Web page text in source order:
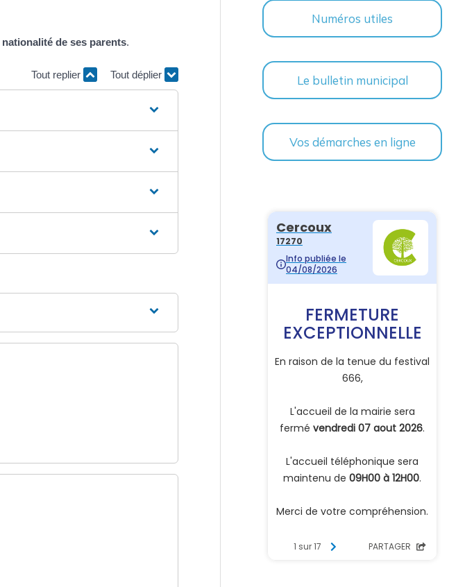
nationalité de ses parents.
Tout replier Tout déplier
Numéros utiles
Le bulletin municipal
Vos démarches en ligne